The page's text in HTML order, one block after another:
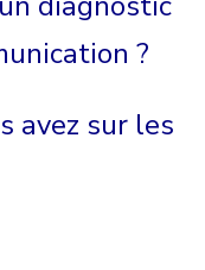
?
avez sur les